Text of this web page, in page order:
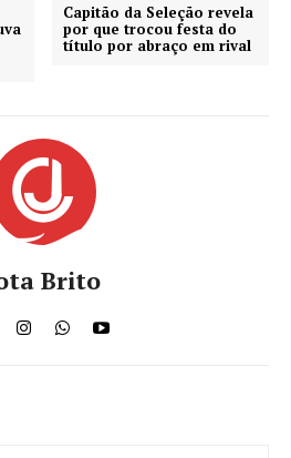
Capitão da Seleção revela
por que trocou festa do
título por abraço em rival
Brito